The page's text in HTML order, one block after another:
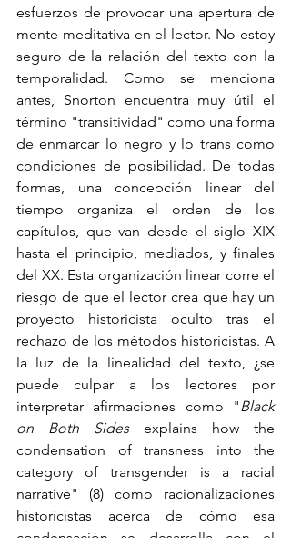
esfuerzos de provocar una apertura de
mente meditativa en el lector. No estoy
seguro de la relación del texto con la
temporalidad. Como se menciona
antes, Snorton encuentra muy útil el
término "transitividad" como una forma
de enmarcar lo negro y lo trans como
condiciones de posibilidad. De todas
formas, una concepción linear del
tiempo organiza el orden de los
capítulos, que van desde el siglo XIX
hasta el principio, mediados, y finales
del XX. Esta organización linear corre el
riesgo de que el lector crea que hay un
proyecto historicista oculto tras el
rechazo de los métodos historicistas. A
la luz de la linealidad del texto, ¿se
puede culpar a los lectores por
interpretar afirmaciones como "Black
on Both Sides explains how the
condensation of transness into the
category of transgender is a racial
narrative" (8) como racionalizaciones
historicistas acerca de cómo esa